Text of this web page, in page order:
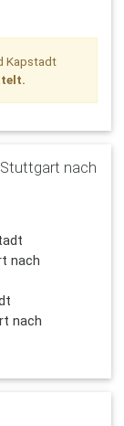
Kapstadt
nach
nach
nach